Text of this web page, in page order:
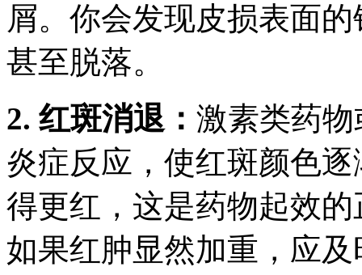
屑。你会发现皮损表面
甚至脱落。
2. 红斑消退： 激素类药
炎症反应，使红斑颜色
得更红，这是药物起效
如果红肿显然加重，应